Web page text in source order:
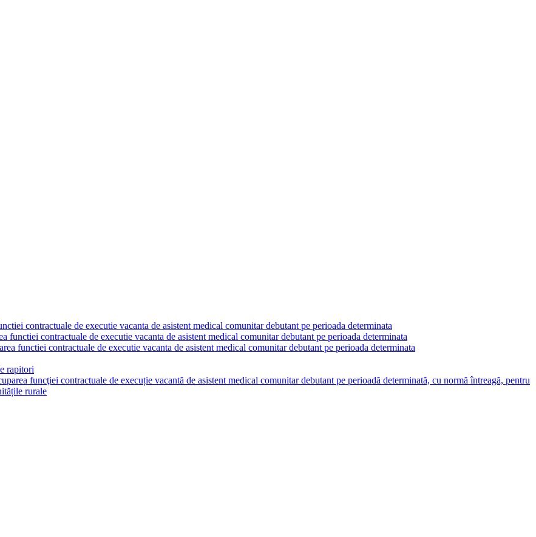
contractuale de executie vacanta de asistent medical comunitar debutant pe perioada determinata
contractuale de executie vacanta de asistent medical comunitar debutant pe perioada determinata
functiei contractuale de executie vacanta de asistent medical comunitar debutant pe perioada determinata
rapitori
funcţiei contractuale de execuție vacantă de asistent medical comunitar debutant pe perioadă determinată, cu normă întreagă, pentru
rurale